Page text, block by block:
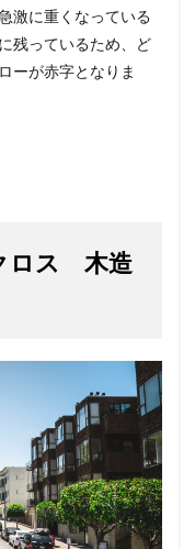
激に重くなっている
残っているため、ど
ーが赤字となりま
ロス 木造